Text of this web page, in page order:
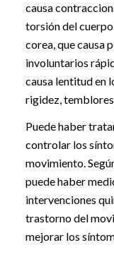
causa
torsión del
corea, que causa
involuntarios
causa lentitud en
rigidez,
Puede haber
controlar los
movimiento.
puede haber
intervenciones
trastorno del
mejorar los